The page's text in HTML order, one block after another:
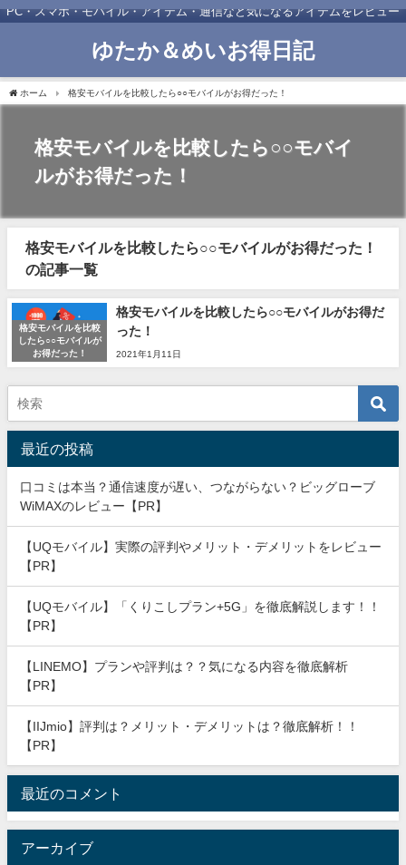
PC・スマホ・モバイル・アイテム・通信など気になるアイテムをレビュー
ゆたか＆めいお得日記
ホーム 格安モバイルを比較したら○○モバイルがお得だった！
格安モバイルを比較したら○○モバイ
ルがお得だった！
格安モバイルを比較したら○○モバイルがお得だった！
の記事一覧
格安モバイルを比較
したら○○モバイルが
お得だった！
格安モバイルを比較したら○○モバイルがお得だ
った！
2021年1月11日
最近の投稿
口コミは本当？通信速度が遅い、つながらない？ビッグローブ
WiMAXのレビュー【PR】
【UQモバイル】実際の評判やメリット・デメリットをレビュー
【PR】
【UQモバイル】「くりこしプラン+5G」を徹底解説します！！
【PR】
【LINEMO】プランや評判は？？気になる内容を徹底解析
【PR】
【IIJmio】評判は？メリット・デメリットは？徹底解析！！
【PR】
最近のコメント
アーカイブ